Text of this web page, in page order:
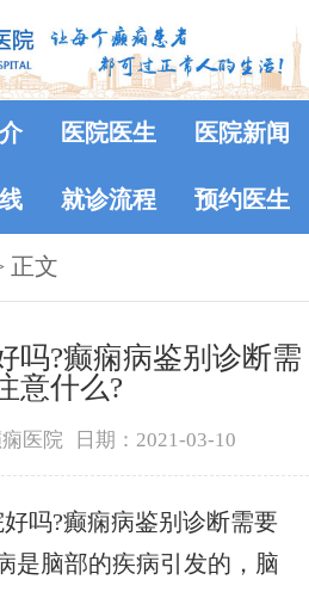
医院医生 医院新闻
就诊流程 预约医生
正文
吗?癫痫病鉴别诊断需
意什么?
医院 日期：2021-03-10
吗?癫痫病鉴别诊断需要
是脑部的疾病引发的，脑